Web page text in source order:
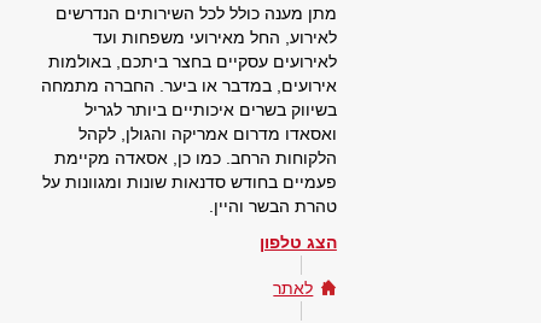
מתן מענה כולל לכל השירותים הנדרשים
לאירוע, החל מאירועי משפחות ועד
לאירועים עסקיים בחצר ביתכם, באולמות
אירועים, במדבר או ביער. החברה מתמחה
בשיווק בשרים איכותיים ביותר לגריל
ואסאדו מדרום אמריקה והגולן, לקהל
הלקוחות הרחב. כמו כן, אסאדה מקיימת
פעמיים בחודש סדנאות שונות ומגוונות על
טהרת הבשר והיין.
הצג טלפון
לאתר